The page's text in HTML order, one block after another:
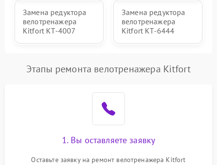
Замена редуктора
велотренажера
Kitfort КТ-4007
Замена редуктора
велотренажера
Kitfort КТ-6444
Этапы ремонта велотренажера Kitfort
1. Вы оставляете заявку
Оставьте заявку на ремонт велотренажера Kitfort